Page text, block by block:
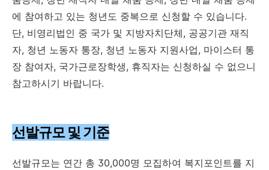
에 참여하고 있는 청년도 중복으로 신청할 수 있습니다.
단, 비영리법인 중 국가 및 지방자치단체, 공공기관 재직
자, 청년 노동자 통장, 청년 노동자 지원사업, 마이스터 통
장 참여자, 국가근로장학생, 휴직자는 신청하실 수 없으니
참고하시기 바랍니다.
선발규모 및 기준
선발규모는 연간 총 30,000명 모집하여 복지포인트를 지